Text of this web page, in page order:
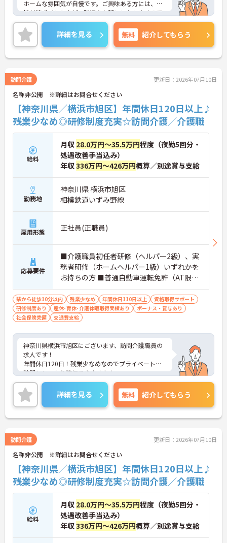
ホームな雰囲気が自慢です。ご興味ある方には、面
接対策ポイントなど、詳細をお話しいたしますので
お気軽にご相談ください。
詳細を見る 無料 紹介してもらう
訪問介護 更新日：2026年07月10日
名称非公開 ※詳細はお問合せください
【神奈川県／横浜市旭区】年間休日120日以上♪
残業少なめ◎研修制度充実☆訪問介護／介護職
給料
月収 28.0万円～35.5万円程度（夜勤5回分・
処遇改善手当込み）
年収336万円～426万円概算／別途賞与支給
勤務地
神奈川県 横浜市旭区
相模鉄道いずみ野線
雇用形態 正社員(正職員)
応募要件
■介護職員初任者研修（ヘルパー2級）、実
務者研修（ホームヘルパー1級）いずれかを
お持ちの方 ■普通自動車運転免許（AT限定
可）※業務で運転します
駅から徒歩10分以内 残業少なめ 年間休日110日以上
資格取得サポート
研修制度あり
産休･育休･介護休暇取得実績あり
ボーナス・賞与あり
社会保険完備
交通費支給
神奈川県横浜市旭区にございます、訪問介護職員の
求人です！
年間休日120日！残業少なめなのでプライベートの
時間もしっかり確保できますよ★
ご興味ある方には、面接対策ポイントなど、さらに
詳細をお話しいたしますのでお気軽にご相談くださ
い！
詳細を見る 無料 紹介してもらう
訪問介護 更新日：2026年07月10日
名称非公開 ※詳細はお問合せください
【神奈川県／横浜市旭区】年間休日120日以上♪
残業少なめ◎研修制度充実☆訪問介護／介護職
給料
月収 28.0万円～35.5万円程度（夜勤5回分・
処遇改善手当込み）
年収336万円～426万円概算／別途賞与支給